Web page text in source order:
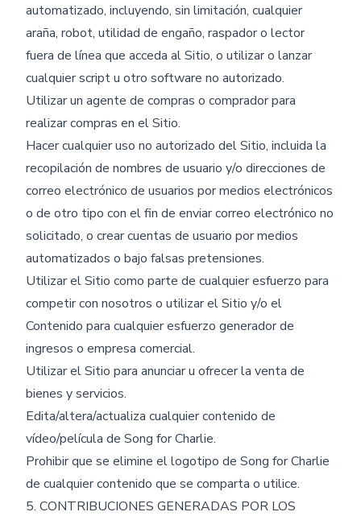
automatizado, incluyendo, sin limitación, cualquier
araña, robot, utilidad de engaño, raspador o lector
fuera de línea que acceda al Sitio, o utilizar o lanzar
cualquier script u otro software no autorizado.
Utilizar un agente de compras o comprador para
realizar compras en el Sitio.
Hacer cualquier uso no autorizado del Sitio, incluida la
recopilación de nombres de usuario y/o direcciones de
correo electrónico de usuarios por medios electrónicos
o de otro tipo con el fin de enviar correo electrónico no
solicitado, o crear cuentas de usuario por medios
automatizados o bajo falsas pretensiones.
Utilizar el Sitio como parte de cualquier esfuerzo para
competir con nosotros o utilizar el Sitio y/o el
Contenido para cualquier esfuerzo generador de
ingresos o empresa comercial.
Utilizar el Sitio para anunciar u ofrecer la venta de
bienes y servicios.
Edita/altera/actualiza cualquier contenido de
vídeo/película de Song for Charlie.
Prohibir que se elimine el logotipo de Song for Charlie
de cualquier contenido que se comparta o utilice.
5. CONTRIBUCIONES GENERADAS POR LOS